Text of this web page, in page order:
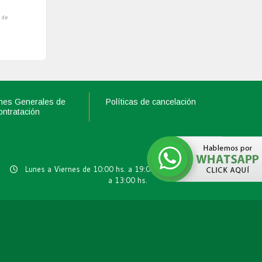
Generales de
Políticas de cancelación
Lunes a Viernes de 10:00 hs. a 19:00 hs. Sábados de 10:00 hs.
a 13:00 hs.